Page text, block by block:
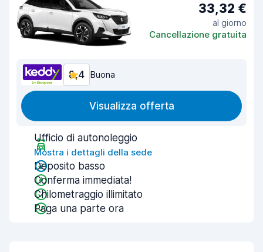
33,32 €
al giorno
Cancellazione gratuita
8,4 Buona
Visualizza offerta
Ufficio di autonoleggio
Mostra i dettagli della sede
Deposito basso
Conferma immediata!
Chilometraggio illimitato
Paga una parte ora